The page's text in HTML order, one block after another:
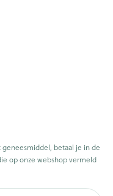
betaal je in de
op onze webshop vermeld